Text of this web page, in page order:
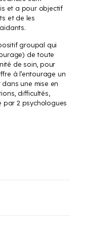
et a pour objectif
et de les
groupal qui
de toute
de soin, pour
à l’entourage un
une mise en
difficultés,
par 2 psychologues